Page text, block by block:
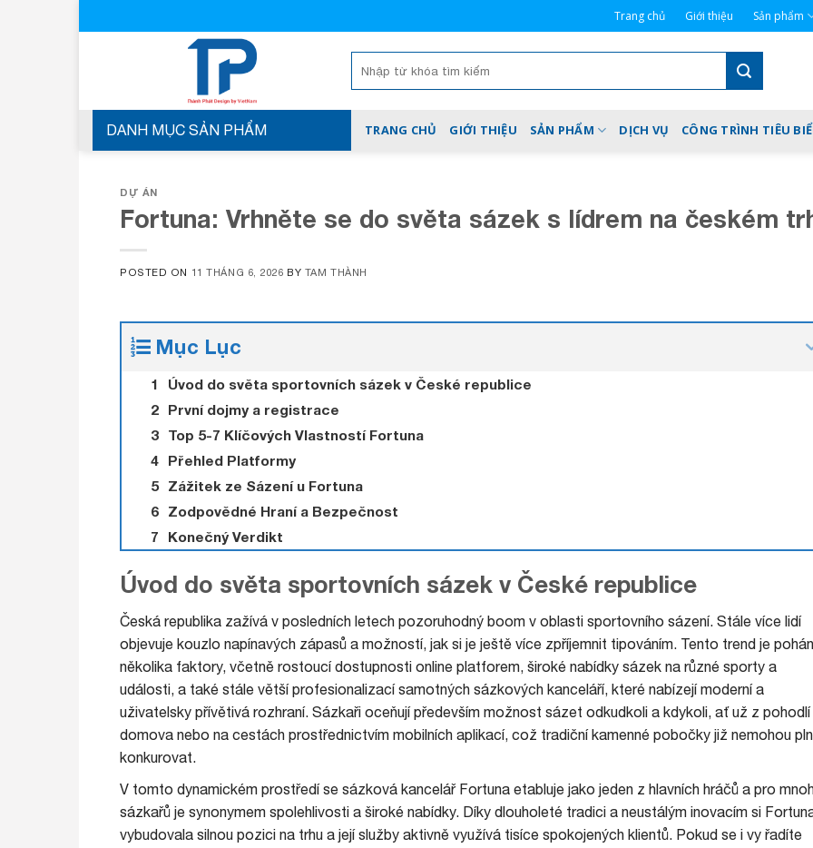
to
Trang chủ Giới thiệu Sản phẩm
kiếm:
DANH MỤC SẢN PHẨM TRANG CHỦ GIỚI THIỆU SẢN PHẨM DỊCH VỤ CÔNG TRÌNH TIÊU
DỰ ÁN
Fortuna: Vrhněte se do světa sázek s lídrem na českém
POSTED ON 11 THÁNG 6, 2026 BY TAM THÀNH
Mục Lục
Úvod do světa sportovních sázek v České republice
První dojmy a registrace
Top 5-7 Klíčových Vlastností Fortuna
Přehled Platformy
Zážitek ze Sázení u Fortuna
Zodpovědné Hraní a Bezpečnost
Konečný Verdikt
Úvod do světa sportovních sázek v České republice
Česká republika zažívá v posledních letech pozoruhodný boom v oblasti sportovního sázení. Stále více lidí
objevuje kouzlo napínavých zápasů a možností, jak si je ještě více zpříjemnit tipováním. Tento trend je
několika faktory, včetně rostoucí dostupnosti online platforem, široké nabídky sázek na různé sporty a
události, a také stále větší profesionalizací samotných sázkových kanceláří, které nabízejí moderní a
uživatelsky přívětivá rozhraní. Sázkaři oceňují především možnost sázet odkudkoli a kdykoli, ať už z pohodlí
domova nebo na cestách prostřednictvím mobilních aplikací, což tradiční kamenné pobočky již nemohou
konkurovat.
V tomto dynamickém prostředí se sázková kancelář Fortuna etabluje jako jeden z hlavních hráčů a pro
sázkařů je synonymem spolehlivosti a široké nabídky. Díky dlouholeté tradici a neustálým inovacím si
vybudovala silnou pozici na trhu a její služby aktivně využívá tisíce spokojených klientů. Pokud se i vy řadíte